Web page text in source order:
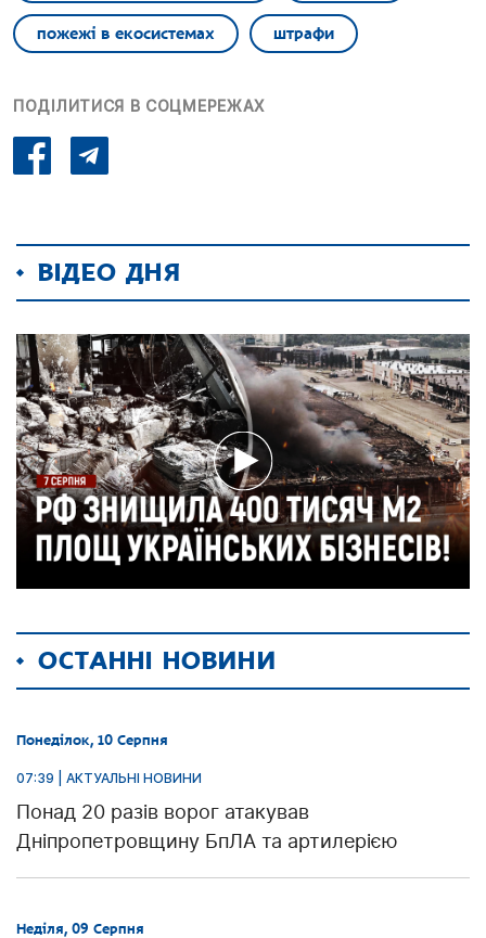
пожежі в екосистемах штрафи
ПОДІЛИТИСЯ В СОЦМЕРЕЖАХ
ВІДЕО ДНЯ
ОСТАННІ НОВИНИ
Понеділок, 10 Серпня
07:39 | АКТУАЛЬНІ НОВИНИ
Понад 20 разів ворог атакував
Дніпропетровщину БпЛА та артилерією
Неділя, 09 Серпня